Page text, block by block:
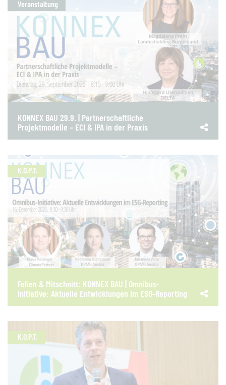
Veranstaltung
KONNEX BAU 29.9. | Partnerschaftliche
Projektmodelle – ECI & IPA in der Praxis
K.O.P.T.
Folien & Mitschnitt: KONNEX BAU | Omnibus-
Initiative: Aktuelle Entwicklungen im ESG-Reporting
K.O.P.T.